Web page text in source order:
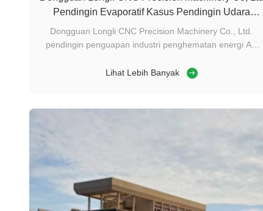
Pendingin Evaporatif Kasus Pendingin Udara
Hemat Energi Industri
Dongguan Longli CNC Precision Machinery Co., Ltd.
pendingin penguapan industri penghematan energi AC
Dongguan Longli CNC Precision Machinery Workshop
Lihat Lebih Banyak